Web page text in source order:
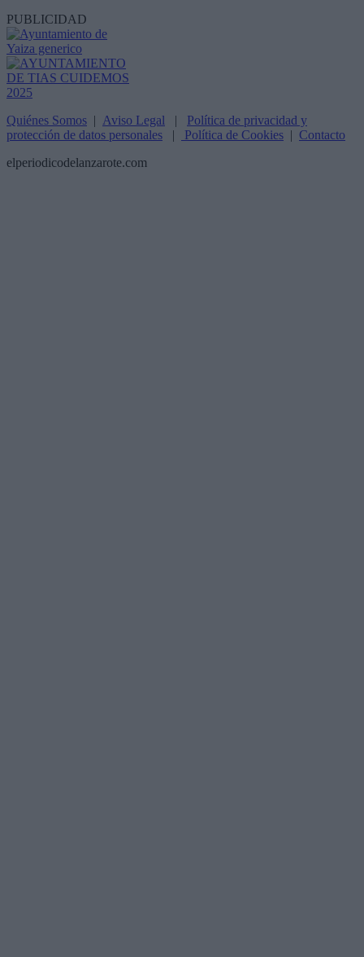
PUBLICIDAD
Quiénes Somos | Aviso Legal | Política de privacidad y
protección de datos personales | Política de Cookies | Contacto
elperiodicodelanzarote.com